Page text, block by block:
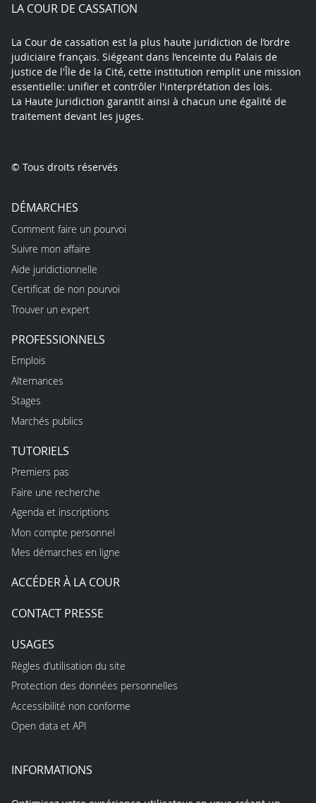
LA COUR DE CASSATION
La Cour de cassation est la plus haute juridiction de l’ordre
judiciaire français. Siégeant dans l’enceinte du Palais de
justice de l'Île de la Cité, cette institution remplit une mission
essentielle: unifier et contrôler l'interprétation des lois.
La Haute Juridiction garantit ainsi à chacun une égalité de
traitement devant les juges.
© Tous droits réservés
DÉMARCHES
Comment faire un pourvoi
Suivre mon affaire
Aide juridictionnelle
Certificat de non pourvoi
Trouver un expert
PROFESSIONNELS
Emplois
Alternances
Stages
Marchés publics
TUTORIELS
Premiers pas
Faire une recherche
Agenda et inscriptions
Mon compte personnel
Mes démarches en ligne
ACCÉDER À LA COUR
CONTACT PRESSE
USAGES
Règles d’utilisation du site
Protection des données personnelles
Accessibilité non conforme
Open data et API
INFORMATIONS